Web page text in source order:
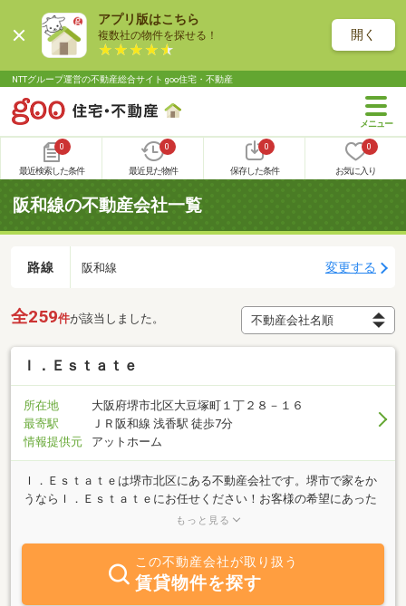
アプリ版はこちら
複数社の物件を探せる！ 開く
NTTグループ運営の不動産総合サイト goo住宅・不動産
0
最近検索した条件
0
最近見た物件
0
保存した条件
0
お気に入り
阪和線の不動産会社一覧
路線 阪和線 変更する
全259件が該当しました。
Ｉ．Ｅｓｔａｔｅ
所在地
大阪府堺市北区大豆塚町１丁２８－１６
最寄駅
ＪＲ阪和線 浅香駅 徒歩7分
情報提供元
アットホーム
Ｉ．Ｅｓｔａｔｅは堺市北区にある不動産会社です。堺市で家をか
うならＩ．Ｅｓｔａｔｅにお任せください！お客様の希望にあった
物件を親身になってお探しします。不動産のことなら些細なことで
もっと見る
この不動産会社が取り扱う
賃貸物件を探す